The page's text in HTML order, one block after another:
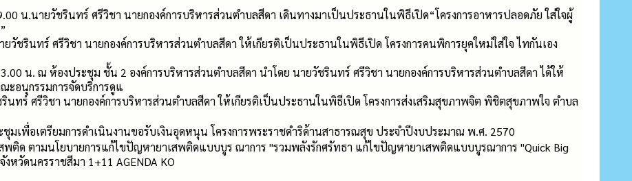
น.นายวัชรินทร์ ศรีวิชา นายกองค์การบริหารส่วนตำบลสีดา เดินทางมาเป็นประธานในพิธีเปิด“โครงการอาหารปลอดภัย ใส่ใจผู้
วัชรินทร์ ศรีวิชา นายกองค์การบริหารส่วนตำบลสีดา ให้เกียรติเป็นประธานในพิธีเปิด โครงการคนพิการยุคใหม่ใส่ใจ ไทกันเอง
น. ณ ห้องประชุม ชั้น 2 องค์การบริหารส่วนตำบลสีดา นำโดย นายวัชรินทร์ ศรีวิชา นายกองค์การบริหารส่วนตำบลสีดา ได้ให้
ะอนุกรรมการจัดบริการดูแ
ทร์ ศรีวิชา นายกองค์การบริหารส่วนตำบลสีดา ให้เกียรติเป็นประธานในพิธีเปิด โครงการส่งเสริมสุขภาพจิต พิชิตสุขภาพใจ ตำบล
มเพื่อเตรียมการดำเนินงานขอรับเงินอุดหนุน โครงการพระราชดำริด้านสาธารณสุข ประจำปีงบประมาณ พ.ศ. 2570
ติด ตามนโยบายการแก้ไขปัญหายาเสพติดแบบบูร ณาการ "รวมพลังรักศรัทธา แก้ไขปัญหายาเสพติดแบบบูรณาการ "Quick Big
หวัดนครราชสีมา 1+11 AGENDA KO